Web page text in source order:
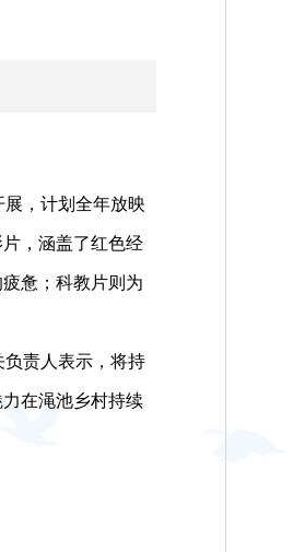
，计划全年放映
，涵盖了红色经
惫；科教片则为
责人表示，将持
在渑池乡村持续